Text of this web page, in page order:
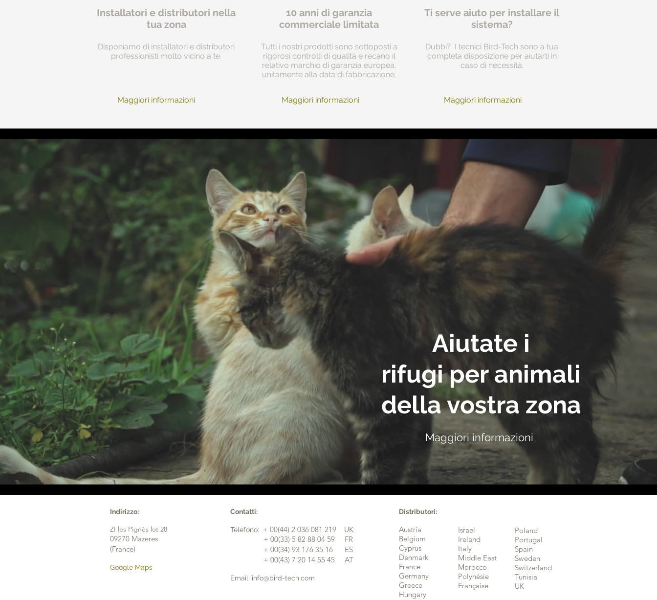
Installatori e distributori nella
tua zona
Disponiamo di installatori e distributori
professionisti molto vicino a te.
10 anni di garanzia
commerciale limitata
Tutti i nostri prodotti sono sottoposti a
rigorosi controlli di qualità e recano il
relativo marchio di garanzia europea,
unitamente alla data di fabbricazione.
Ti serve aiuto per installare il
sistema?
Dubbi? I tecnici Bird-Tech sono a tua
completa disposizione per aiutarti in
caso di necessità.
Maggiori informazioni Maggiori informazioni Maggiori informazioni
Aiutate i
rifugiper animali
della vostra zona
Maggiori informazioni
Indirizzo:
ZI les Pignès lot 28
09270 Mazeres
(France)
Google Maps
Contatti:
​Telefono: + 00(44) 2 036 081 219 UK
​ + 00(33) 5 82 88 04 59 FR
​ + 00(34) 93 176 35 16 ES
+ 00(43) 7 20 14 55 45 AT
Email: info@bird-tech.com
Distributori:
Austria
Belgium
Cyprus
Denmark
France
Germany
Greece
Hungary
Israel
Ireland
Italy
Middle East
Morocco
Polynésie
Française
Poland
Portugal
Spain
Sweden
Switzerland
Tunisia
UK